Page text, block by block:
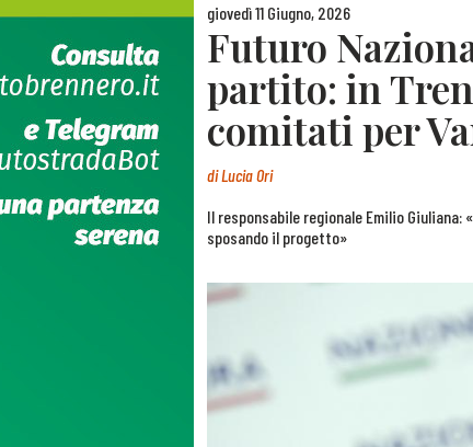
giovedì 11 Giugno, 2026
Futuro
partito: in
comitati per
diLucia Ori
Il responsabile regionale Emilio
sposando il progetto»